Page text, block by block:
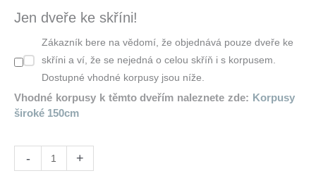
Byla:
220,00 Kč. 988,00
Jen dveře ke skříni!
Zákazník bere na vědomí, že objednává pouze dveře ke
skříni a ví, že se nejedná o celou skříň i s korpusem.
Dostupné vhodné korpusy jsou níže.
Vhodné korpusy k těmto dveřím naleznete zde: Korpusy
široké 150cm
-
Posuvné
dveře
+